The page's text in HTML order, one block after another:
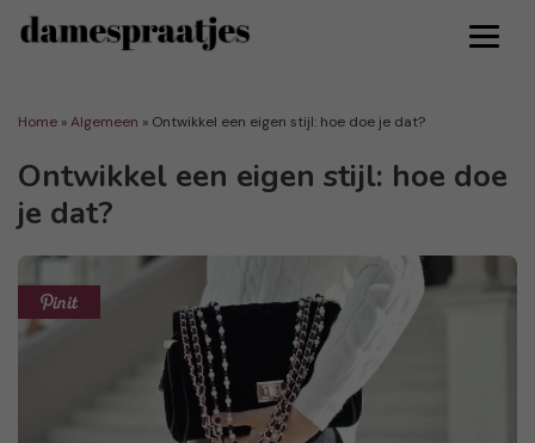
Home »Algemeen » Ontwikkel een eigen stijl: hoe doe je dat?
Ontwikkel een eigen stijl: hoe doe
je dat?